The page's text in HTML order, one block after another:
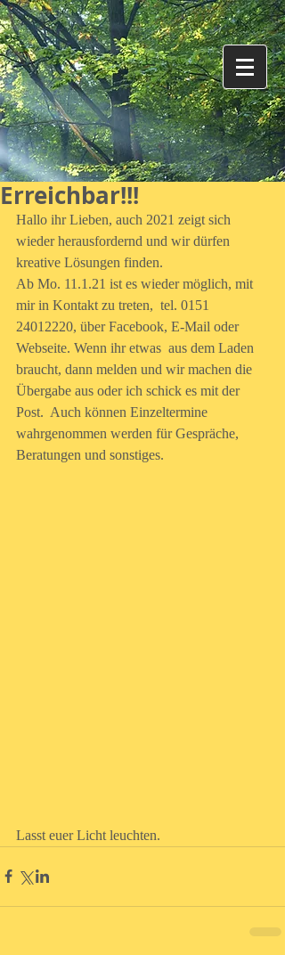
Erreichbar!!!
Hallo ihr Lieben, auch 2021 zeigt sich
wieder herausfordernd und wir dürfen
kreative Lösungen finden.
Ab Mo. 11.1.21 ist es wieder möglich, mit
mir in Kontakt zu treten,  tel. 0151
24012220, über Facebook, E-Mail oder
Webseite. Wenn ihr etwas  aus dem Laden
braucht, dann melden und wir machen die
Übergabe aus oder ich schick es mit der
Post.  Auch können Einzeltermine
wahrgenommen werden für Gespräche,
Beratungen und sonstiges.
Lasst euer Licht leuchten.